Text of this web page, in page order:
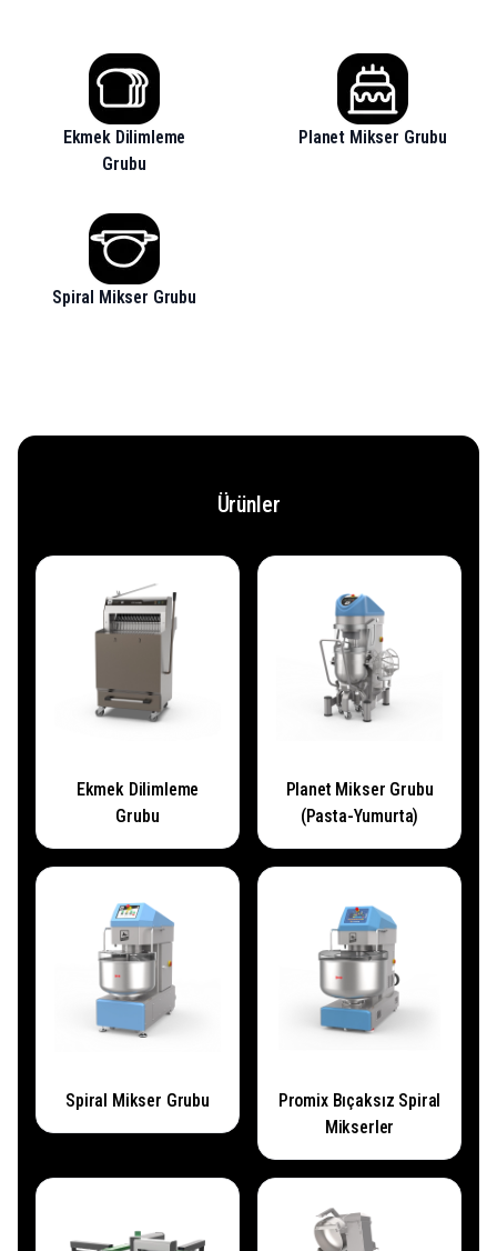
Ekmek Dilimleme
Grubu
Planet Mikser Grubu
Spiral Mikser Grubu
Ürünler
Ekmek Dilimleme
Grubu
Planet Mikser Grubu
(Pasta-Yumurta)
Spiral Mikser Grubu
Promix Bıçaksız Spiral
Mikserler